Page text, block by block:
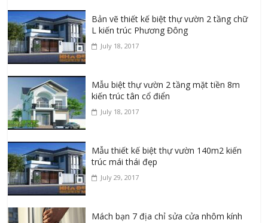
Bản vẽ thiết kế biệt thự vườn 2 tầng chữ
L kiến trúc Phương Đông
July 18, 2017
Mẫu biệt thự vườn 2 tầng mặt tiền 8m
kiến trúc tân cổ điển
July 18, 2017
Mẫu thiết kế biệt thự vườn 140m2 kiến
trúc mái thái đẹp
July 29, 2017
Mách bạn 7 địa chỉ sửa cửa nhôm kính